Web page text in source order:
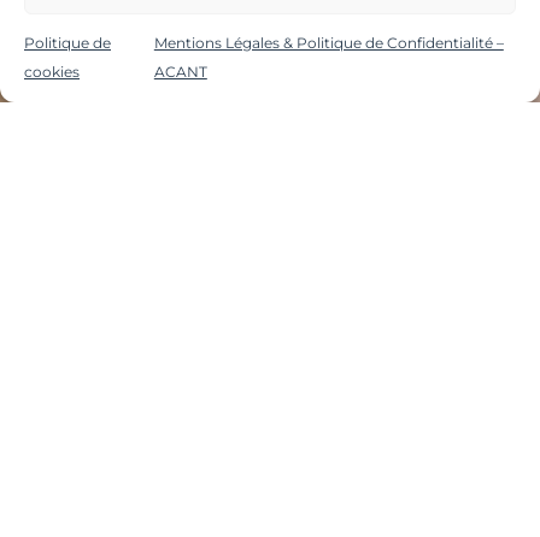
Politique de
cookies
Mentions Légales & Politique de Confidentialité –
ACANT